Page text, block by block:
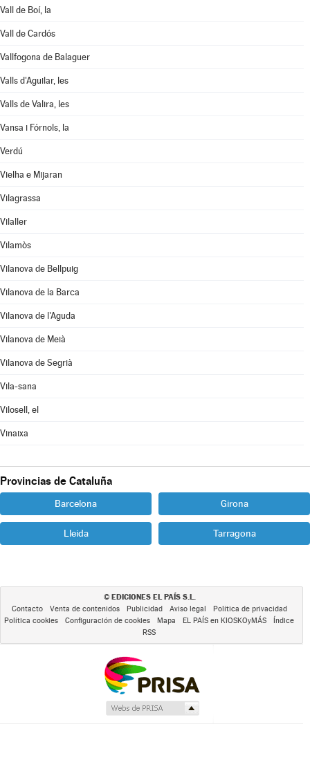
Vall de Boí, la
Vall de Cardós
Vallfogona de Balaguer
Valls d'Aguilar, les
Valls de Valira, les
Vansa i Fórnols, la
Verdú
Vielha e Mijaran
Vilagrassa
Vilaller
Vilamòs
Vilanova de Bellpuig
Vilanova de la Barca
Vilanova de l'Aguda
Vilanova de Meià
Vilanova de Segrià
Vila-sana
Vilosell, el
Vinaixa
Provincias de Cataluña
Barcelona Girona
Lleida Tarragona
© EDICIONES EL PAÍS S.L.
Contacto Venta de contenidos Publicidad Aviso legal
Política de privacidad
Política cookies
Configuración de cookies Mapa EL PAÍS en KIOSKOyMÁS
Índice
RSS